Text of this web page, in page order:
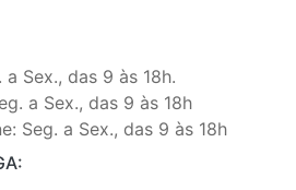
Sex., das 9 às 18h.
a Sex., das 9 às 18h
Seg. a Sex., das 9 às 18h